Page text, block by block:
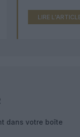
LIRE
dans votre boîte